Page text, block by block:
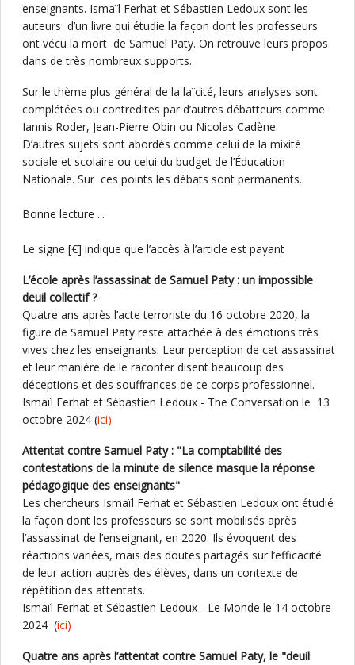
enseignants. Ismaïl Ferhat et Sébastien Ledoux sont les
auteurs d’un livre qui étudie la façon dont les professeurs
ont vécu la mort de Samuel Paty. On retrouve leurs propos
dans de très nombreux supports.
Sur le thème plus général de la laïcité, leurs analyses sont
complétées ou contredites par d’autres débatteurs comme
Iannis Roder, Jean-Pierre Obin ou Nicolas Cadène.
D’autres sujets sont abordés comme celui de la mixité
sociale et scolaire ou celui du budget de l’Éducation
Nationale. Sur ces points les débats sont permanents..
Bonne lecture ...
Le signe [€] indique que l’accès à l’article est payant
L’école après l’assassinat de Samuel Paty : un impossible
deuil collectif ?
Quatre ans après l’acte terroriste du 16 octobre 2020, la
figure de Samuel Paty reste attachée à des émotions très
vives chez les enseignants. Leur perception de cet assassinat
et leur manière de le raconter disent beaucoup des
déceptions et des souffrances de ce corps professionnel.
Ismaïl Ferhat et Sébastien Ledoux - The Conversation le 13
octobre 2024 (ici)
Attentat contre Samuel Paty : "La comptabilité des
contestations de la minute de silence masque la réponse
pédagogique des enseignants"
Les chercheurs Ismaïl Ferhat et Sébastien Ledoux ont étudié
la façon dont les professeurs se sont mobilisés après
l’assassinat de l’enseignant, en 2020. Ils évoquent des
réactions variées, mais des doutes partagés sur l’efficacité
de leur action auprès des élèves, dans un contexte de
répétition des attentats.
Ismaïl Ferhat et Sébastien Ledoux - Le Monde le 14 octobre
2024 (ici)
Quatre ans après l’attentat contre Samuel Paty, le "deuil